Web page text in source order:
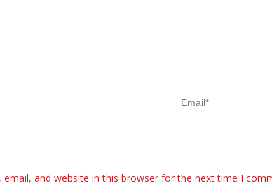
email, and website in this browser for the next time I